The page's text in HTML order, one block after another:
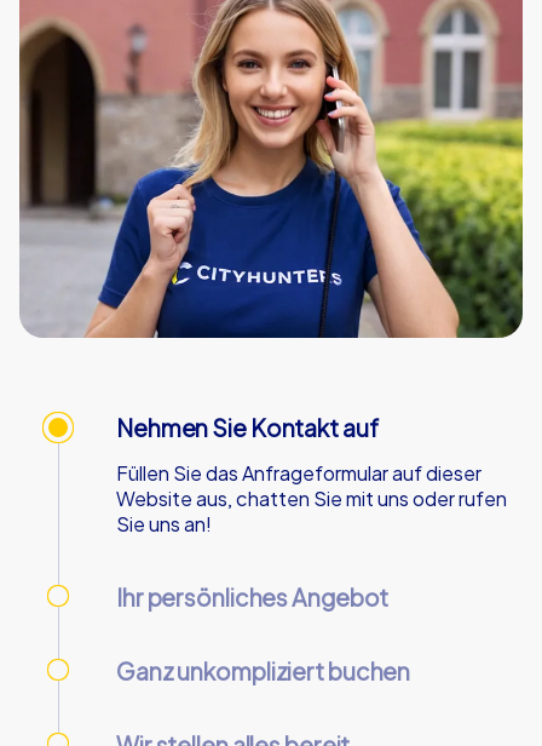
Nehmen Sie Kontakt auf
Füllen Sie das Anfrageformular auf dieser
Website aus, chatten Sie mit uns oder rufen
Sie uns an!
Ihr persönliches Angebot
Ganz unkompliziert buchen